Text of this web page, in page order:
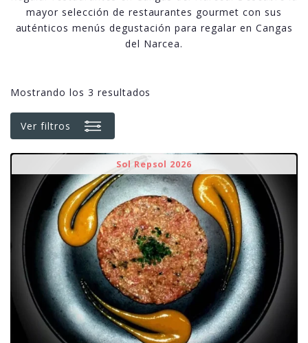
mayor selección de restaurantes gourmet con sus
auténticos menús degustación para regalar en Cangas
del Narcea.
Mostrando los 3 resultados
Ver filtros
Sol Repsol 2026